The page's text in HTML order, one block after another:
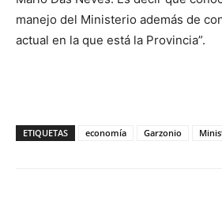
manejo del Ministerio además de
actual en la que está la Provincia”.
ETIQUETAS economía Garzonio